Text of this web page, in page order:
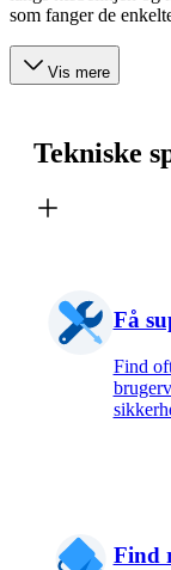
som fanger de
Vis mere
Tekniske
Få
Find
Find